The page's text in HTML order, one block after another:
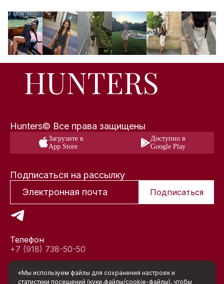
Hunters© Все права защищены
Загрузите в
App Store
Доступно в
Google Play
Подписаться на рассылку
Подписаться
Телефон
+7 (918) 738-50-50
ООО Хантерс
ИНН 7751189433, КПП 772401001, ОГРН
«Мы используем файлы для сохранения настроек и
статистики посещений (куки‑файлы/cookie-файлы), чтобы